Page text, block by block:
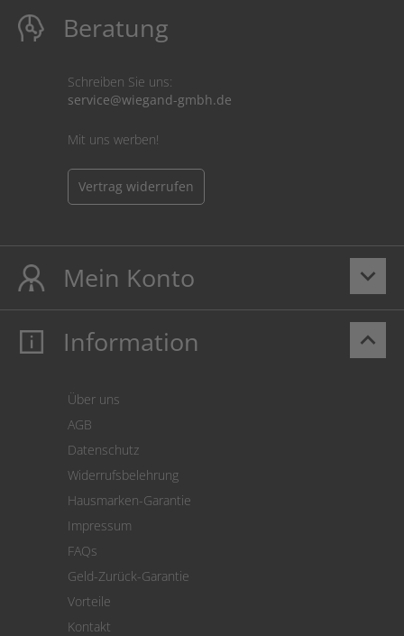
Beratung
Schreiben Sie uns:
service@wiegand-gmbh.de
Mit uns werben!
Vertrag widerrufen
keyboard_arrow_down
Mein Konto
Mein Konto
Cookie Einstellungen
keyboard_arrow_up
Information
Über uns
AGB
Datenschutz
Widerrufsbelehrung
Hausmarken-Garantie
Impressum
FAQs
Geld-Zurück-Garantie
Vorteile
Kontakt